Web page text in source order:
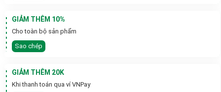
GIẢM THÊM 10%
Cho toàn bộ sản phẩm
Sao chép
GIẢM THÊM 20K
Khi thanh toán qua ví VNPay